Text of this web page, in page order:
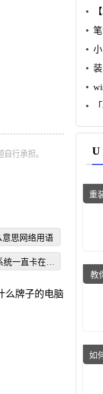
行承担。
意思网络用语
统一直卡在正
么牌子的电脑
技
省
笔记本win10系统一键重装全攻略：轻松
搞
小白必备：电脑怎么换系统win10详细图
文
装系统多少钱一次win10？快速了解收费
标
win10系统无法正常启动？快速修复的五
个
U
教